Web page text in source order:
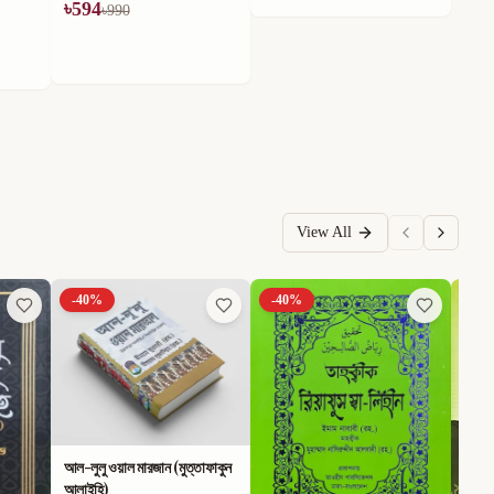
৳594৳990
View All
-40%
আল-লুলু ওয়াল মারজান (মুত্তাফাকুন
আলাইহি)
-40%